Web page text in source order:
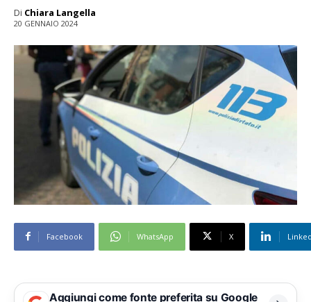
Di Chiara Langella
20 GENNAIO 2024
Facebook WhatsApp X
Aggiungi come fonte preferita su Google